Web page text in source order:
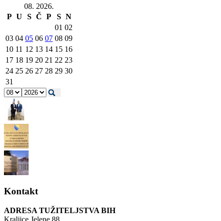
08. 2026.
P U S Č P S N
01 02
03 04 05 06 07 08 09
10 11 12 13 14 15 16
17 18 19 20 21 22 23
24 25 26 27 28 29 30
31
Kontakt
ADRESA TUŽITELJSTVA BIH
Kraljice Jelene 88